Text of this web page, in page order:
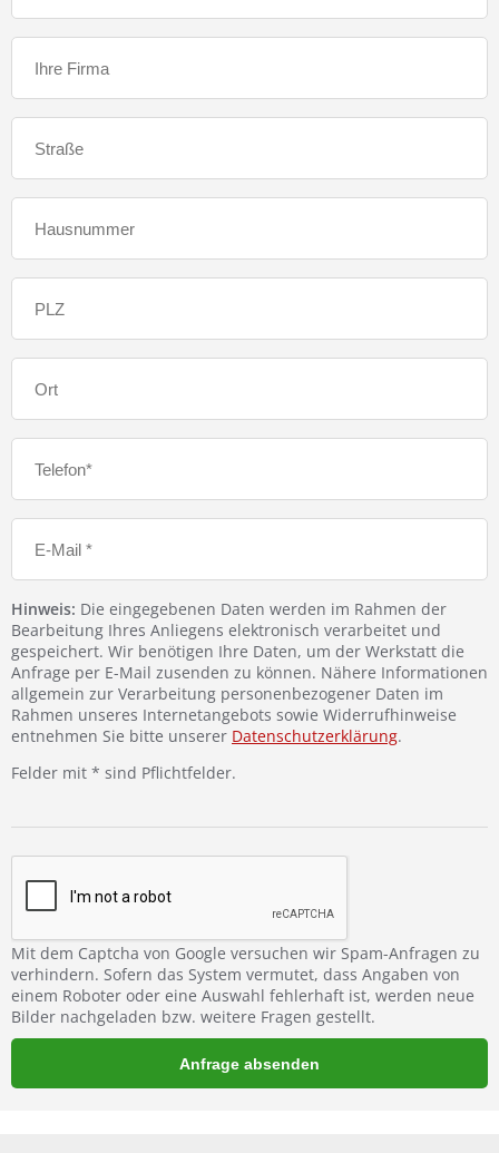
Hinweis: Die eingegebenen Daten werden im Rahmen der
Bearbeitung Ihres Anliegens elektronisch verarbeitet und
gespeichert. Wir benötigen Ihre Daten, um der Werkstatt die
Anfrage per E-Mail zusenden zu können. Nähere Informationen
allgemein zur Verarbeitung personenbezogener Daten im
Rahmen unseres Internetangebots sowie Widerrufhinweise
entnehmen Sie bitte unserer Datenschutzerklärung.
Felder mit * sind Pflichtfelder.
Mit dem Captcha von Google versuchen wir Spam-Anfragen zu
verhindern. Sofern das System vermutet, dass Angaben von
einem Roboter oder eine Auswahl fehlerhaft ist, werden neue
Bilder nachgeladen bzw. weitere Fragen gestellt.